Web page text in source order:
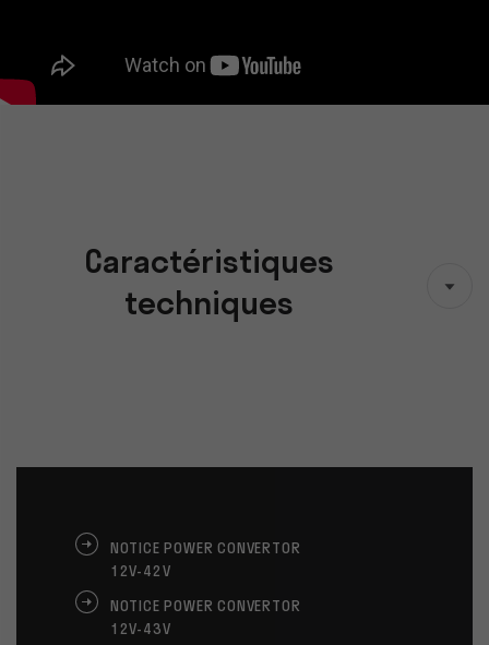
Caractéristiques
techniques
NOTICE POWER CONVERTOR
12V-42V
NOTICE POWER CONVERTOR
12V-43V